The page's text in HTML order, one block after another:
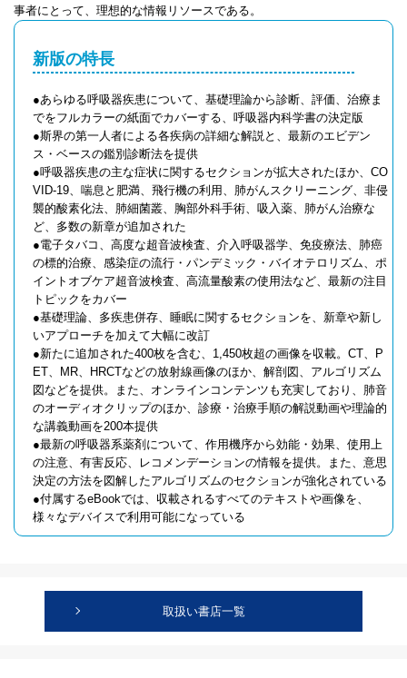
事者にとって、理想的な情報リソースである。
新版の特長
●あらゆる呼吸器疾患について、基礎理論から診断、評価、治療ま
でをフルカラーの紙面でカバーする、呼吸器内科学書の決定版
●斯界の第一人者による各疾病の詳細な解説と、最新のエビデン
ス・ベースの鑑別診断法を提供
●呼吸器疾患の主な症状に関するセクションが拡大されたほか、CO
VID-19、喘息と肥満、飛行機の利用、肺がんスクリーニング、非侵
襲的酸素化法、肺細菌叢、胸部外科手術、吸入薬、肺がん治療な
ど、多数の新章が追加された
●電子タバコ、高度な超音波検査、介入呼吸器学、免疫療法、肺癌
の標的治療、感染症の流行・パンデミック・バイオテロリズム、ポ
イントオブケア超音波検査、高流量酸素の使用法など、最新の注目
トピックをカバー
●基礎理論、多疾患併存、睡眠に関するセクションを、新章や新し
いアプローチを加えて大幅に改訂
●新たに追加された400枚を含む、1,450枚超の画像を収載。CT、P
ET、MR、HRCTなどの放射線画像のほか、解剖図、アルゴリズム
図などを提供。また、オンラインコンテンツも充実しており、肺音
のオーディオクリップのほか、診療・治療手順の解説動画や理論的
な講義動画を200本提供
●最新の呼吸器系薬剤について、作用機序から効能・効果、使用上
の注意、有害反応、レコメンデーションの情報を提供。また、意思
決定の方法を図解したアルゴリズムのセクションが強化されている
●付属するeBookでは、収載されるすべてのテキストや画像を、
様々なデバイスで利用可能になっている
取扱い書店一覧